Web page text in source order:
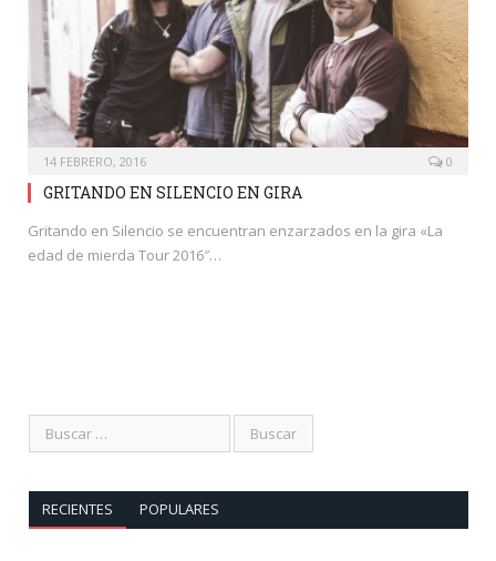
14 FEBRERO, 2016 0
GRITANDO EN SILENCIO EN GIRA
Gritando en Silencio se encuentran enzarzados en la gira «La
edad de mierda Tour 2016″…
RECIENTES POPULARES